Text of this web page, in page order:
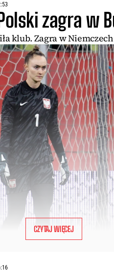
zagra w
klub. Zagra w
CZYTAJ WIĘCEJ